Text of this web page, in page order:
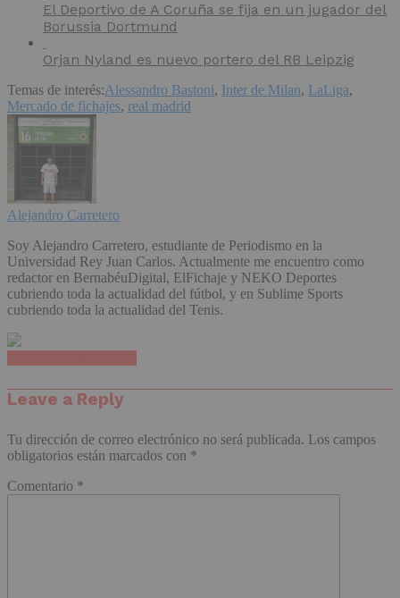
El Deportivo de A Coruña se fija en un jugador del
Borussia Dortmund
Orjan Nyland es nuevo portero del RB Leipzig
Temas de interés:Alessandro Bastoni, Inter de Milan, LaLiga,
Mercado de fichajes, real madrid
Alejandro Carretero
Soy Alejandro Carretero, estudiante de Periodismo en la
Universidad Rey Juan Carlos. Actualmente me encuentro como
redactor en BernabéuDigital, ElFichaje y NEKO Deportes
cubriendo toda la actualidad del fútbol, y en Sublime Sports
cubriendo toda la actualidad del Tenis.
Leave a Reply
Tu dirección de correo electrónico no será publicada. Los campos
obligatorios están marcados con *
Comentario *